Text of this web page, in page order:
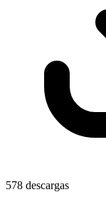
578 descargas